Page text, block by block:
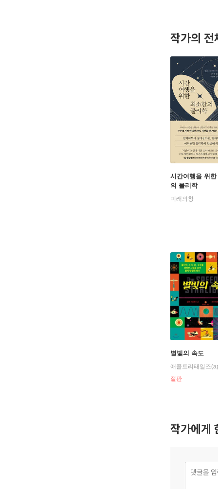
작가의 전
시간여행을 위
의 물리학
미래의창
별빛의 속도
절판
작가에게